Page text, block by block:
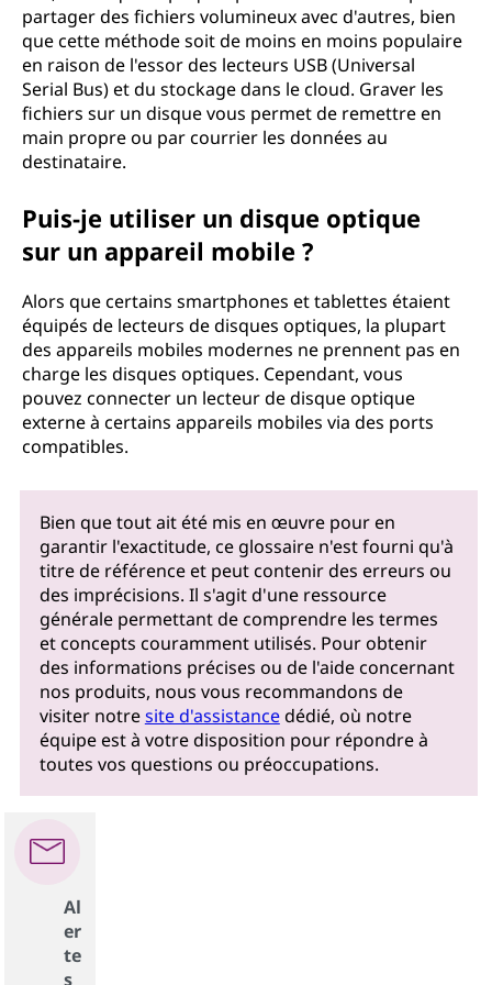
partager des fichiers volumineux avec d'autres, bien
que cette méthode soit de moins en moins populaire
en raison de l'essor des lecteurs USB (Universal
Serial Bus) et du stockage dans le cloud. Graver les
fichiers sur un disque vous permet de remettre en
main propre ou par courrier les données au
destinataire.
Puis-je utiliser un disque optique
sur un appareil mobile ?
Alors que certains smartphones et tablettes étaient
équipés de lecteurs de disques optiques, la plupart
des appareils mobiles modernes ne prennent pas en
charge les disques optiques. Cependant, vous
pouvez connecter un lecteur de disque optique
externe à certains appareils mobiles via des ports
compatibles.
Bien que tout ait été mis en œuvre pour en
garantir l'exactitude, ce glossaire n'est fourni qu'à
titre de référence et peut contenir des erreurs ou
des imprécisions. Il s'agit d'une ressource
générale permettant de comprendre les termes
et concepts couramment utilisés. Pour obtenir
des informations précises ou de l'aide concernant
nos produits, nous vous recommandons de
visiter notresite d'assistancedédié, où notre
équipe est à votre disposition pour répondre à
toutes vos questions ou préoccupations.
Al
er
te
s